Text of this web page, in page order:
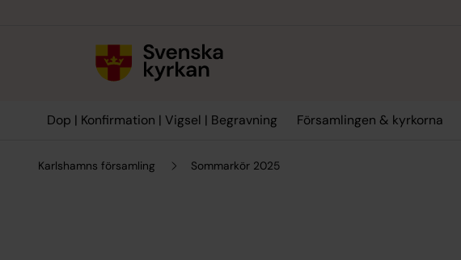
Dop | Konfirmation | Vigsel | Begravning Församlingen & kyrkorna
Karlshamns församling Sommarkör 2025